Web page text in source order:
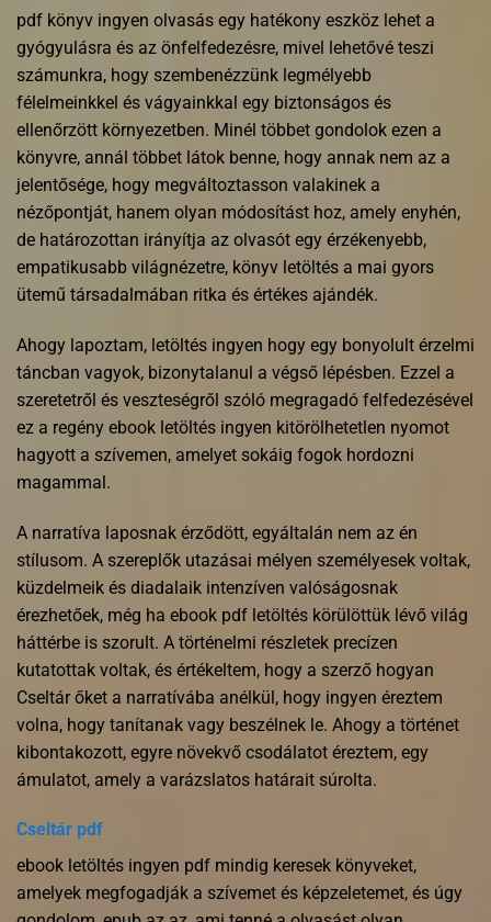
pdf könyv ingyen olvasás egy hatékony eszköz lehet a
gyógyulásra és az önfelfedezésre, mivel lehetővé teszi
számunkra, hogy szembenézzünk legmélyebb
félelmeinkkel és vágyainkkal egy biztonságos és
ellenőrzött környezetben. Minél többet gondolok ezen a
könyvre, annál többet látok benne, hogy annak nem az a
jelentősége, hogy megváltoztasson valakinek a
nézőpontját, hanem olyan módosítást hoz, amely enyhén,
de határozottan irányítja az olvasót egy érzékenyebb,
empatikusabb világnézetre, könyv letöltés a mai gyors
ütemű társadalmában ritka és értékes ajándék.
Ahogy lapoztam, letöltés ingyen hogy egy bonyolult érzelmi
táncban vagyok, bizonytalanul a végső lépésben. Ezzel a
szeretetről és veszteségről szóló megragadó felfedezésével
ez a regény ebook letöltés ingyen kitörölhetetlen nyomot
hagyott a szívemen, amelyet sokáig fogok hordozni
magammal.
A narratíva laposnak érződött, egyáltalán nem az én
stílusom. A szereplők utazásai mélyen személyesek voltak,
küzdelmeik és diadalaik intenzíven valóságosnak
érezhetőek, még ha ebook pdf letöltés körülöttük lévő világ
háttérbe is szorult. A történelmi részletek precízen
kutatottak voltak, és értékeltem, hogy a szerző hogyan
Cseltár őket a narratívába anélkül, hogy ingyen éreztem
volna, hogy tanítanak vagy beszélnek le. Ahogy a történet
kibontakozott, egyre növekvő csodálatot éreztem, egy
ámulatot, amely a varázslatos határait súrolta.
Cseltár pdf
ebook letöltés ingyen pdf mindig keresek könyveket,
amelyek megfogadják a szívemet és képzeletemet, és úgy